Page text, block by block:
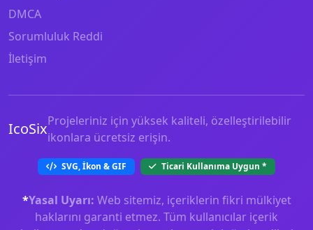
DMCA
Sorumluluk Reddi
İletişim
IcoSixProjeleriniz için yüksek kaliteli, özelleştirilebilir
ikonlara ücretsiz erişin.
SVG, İkon & GIF Ticari Kullanıma Uygun *
*Yasal Uyarı: Web sitemiz, içeriklerin fikri mülkiyet
haklarını garanti etmez. Tüm kullanıcılar içerik